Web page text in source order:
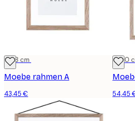
13x18 cm
Moebe rahmen A
43,45 €
21x30
54,45